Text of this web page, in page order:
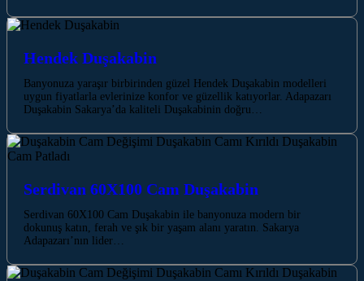
Hendek Duşakabin
Banyonuza yaraşır birbirinden güzel Hendek Duşakabin modelleri
uygun fiyatlarla evlerinize konfor ve güzellik katıyorlar. Adapazarı
Duşakabin Sakarya’da kaliteli Duşakabinin doğru…
Serdivan 60X100 Cam Duşakabin
Serdivan 60X100 Cam Duşakabin ile banyonuza modern bir
dokunuş katın, ferah ve şık bir yaşam alanı yaratın. Sakarya
Adapazarı’nın lider…